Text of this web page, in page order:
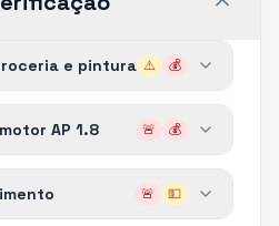
e pintura ⚠️ 💰
AP 1.8 🚨 💰
🚨 💵